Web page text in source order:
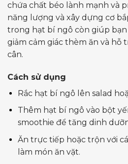
chứa chất béo lành mạnh và
năng lượng và xây dựng cơ
trong hạt bí ngô còn giúp bạn
giảm cảm giác thèm ăn và hỗ
cân.
Cách sử dụng
Rắc hạt bí ngô lên salad
Thêm hạt bí ngô vào bột
smoothie để tăng dinh
Ăn trực tiếp hoặc trộn với
làm món ăn vặt.